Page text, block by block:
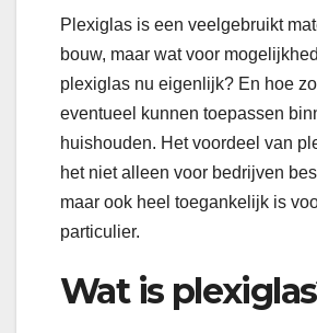
Plexiglas is een veelgebruikt
bouw, maar wat voor
plexiglas nu eigenlijk? En hoe
eventueel kunnen toepassen
huishouden. Het voordeel van
het niet alleen voor bedrijven
maar ook heel toegankelijk is
particulier.
Wat is